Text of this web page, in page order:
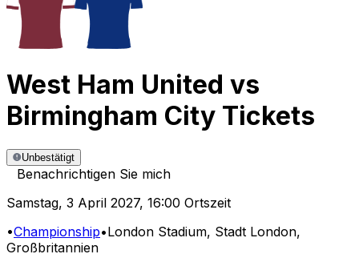
West Ham United vs
Birmingham City Tickets
Unbestätigt
Benachrichtigen Sie mich
Samstag, 3 April 2027, 16:00 Ortszeit
•Championship•London Stadium, Stadt London,
Großbritannien